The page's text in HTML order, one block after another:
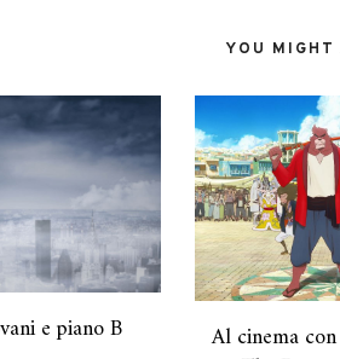
YOU
e piano B
Al cinema